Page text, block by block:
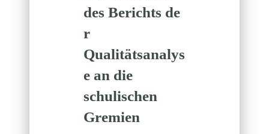
des Berichts de
r
Qualitätsanalys
e an die
schulischen
Gremien